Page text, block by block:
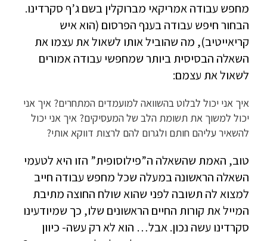
מחפש עבודה אמריקאי מברוקלין בשם ג’ף סקרדינו.
הבחור חיפש עבודה בענף הפרסום (הוא איש
קריאייטיב), מה שהוביל אותו לשאול את עצמו את
השאלה הבסיסית ביותר שמחפשי עבודה אמורים
לשאול את עצמם:
איך אני יכול לבלוט בהשוואה למועמדים המתחרים? איך אני
יכול למשוך את תשומת הלב של המעסיקים? איך אני יכול
להשאיר עליהם חותם ולגרום להם לרצות דווקא אותי?
טוב, האמת שהשאלה ה”פילוסופית” הזו היא לטעמי
השאלה הראשונה במעלה שכל מחפש עבודה חייב
למצוא לה תשובה לפני שהוא שולח החוצה מתיבת
המייל את קורות החיים הראשונים שלו, כך שמיודעינו
סקרדינו עשה נכון. אבל… הוא לא רק עשה- כיוון